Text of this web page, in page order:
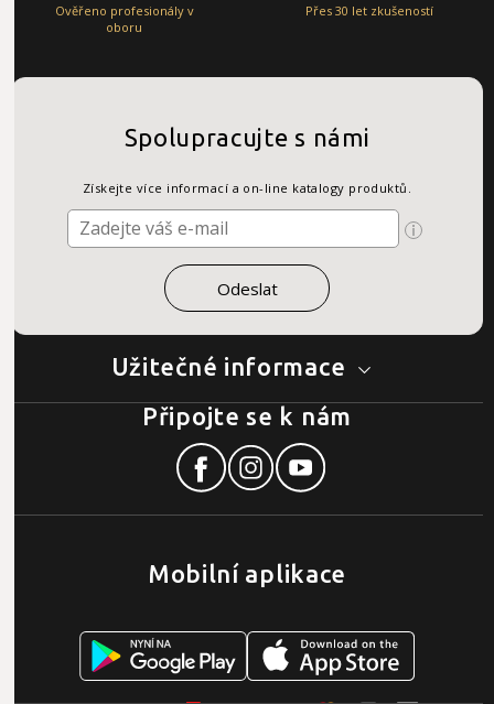
Ověřeno profesionály v
oboru
Přes 30 let zkušeností
Užitečné informace
Spolupracujte s námi
Získejte více informací a on-line katalogy produktů.
Mobilní aplikace
Připojte se k nám